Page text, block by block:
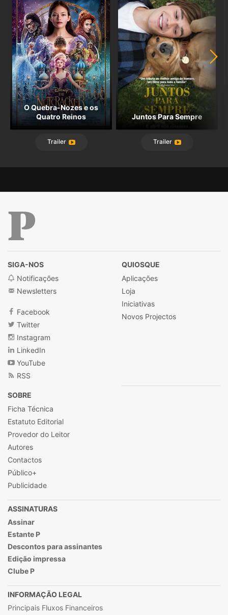
O Quebra-Nozes e os
Quatro Reinos
Trailer
Juntos Para Sempre
Trailer
SIGA-NOS
Notificações
Newsletters
Facebook
Twitter
Instagram
LinkedIn
YouTube
RSS
QUIOSQUE
Aplicações
Loja
Iniciativas
Novos Projectos
SOBRE
Ficha Técnica
Estatuto Editorial
Provedor do Leitor
Autores
Contactos
Público+
Publicidade
ASSINATURAS
Assinar
Estante P
Descontos para assinantes
Edição impressa
Clube P
INFORMAÇÃO LEGAL
Principais Fluxos Financeiros